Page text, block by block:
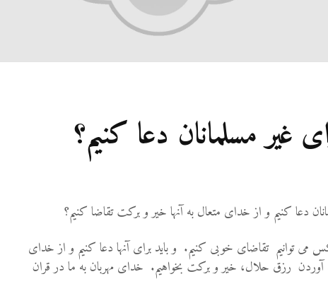
غیر مسلمانان دعا کنیم؟
دعا کنیم و از خدای متعال به آنها خیر و برکت تقاضا کنیم؟
می توانیم تقاضای خوبی کنیم. و باید برای آنها دعا کنیم و از خدای
رزق حلال، خیر و برکت بخواهیم. خدای مهربان به ما در قران